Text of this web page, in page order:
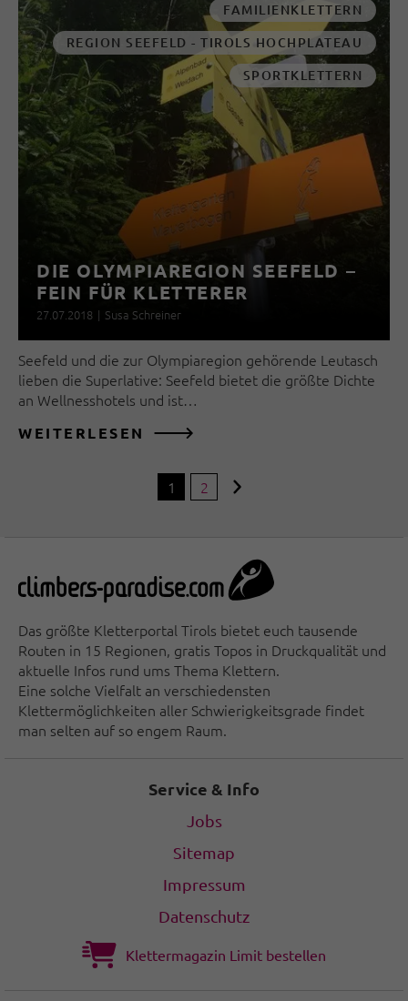
FAMILIENKLETTERN
REGION SEEFELD - TIROLS HOCHPLATEAU
SPORTKLETTERN
DIE OLYMPIAREGION SEEFELD –
FEIN FÜR KLETTERER
27.07.2018 | Susa Schreiner
Seefeld und die zur Olympiaregion gehörende Leutasch
lieben die Superlative: Seefeld bietet die größte Dichte
an Wellnesshotels und ist…
WEITERLESEN
1 2
Das größte Kletterportal Tirols bietet euch tausende
Routen in 15 Regionen, gratis Topos in Druckqualität und
aktuelle Infos rund ums Thema Klettern.
Eine solche Vielfalt an verschiedensten
Klettermöglichkeiten aller Schwierigkeitsgrade findet
man selten auf so engem Raum.
Service & Info
Jobs
Sitemap
Impressum
Datenschutz
Klettermagazin Limit bestellen